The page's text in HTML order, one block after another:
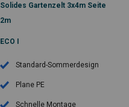
Solides Gartenzelt 3x4m Seite
2m
ECO I
Standard-Sommerdesign
Plane PE
Schnelle Montage